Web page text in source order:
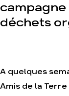
Valeurs
Équipes et
Je soutiens
déchets
A quelques
Amis de la